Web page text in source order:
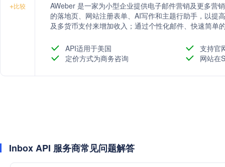
+比较
AWeber 是一家为小型企业提供电子邮件营销及更多营
的落地页、网站注册表单、AI写作和主题行助手，以提
及多货币支付来增加收入；通过个性化邮件、快速简单
及通过自动化工具增加Etsy销售、YouTube观看量和博
接，包括Paypal、Shopify、WordPress、Facebook和
API适用于美国
支持官
定价方式为商务咨询
网站在
Inbox API 服务商常见问题解答